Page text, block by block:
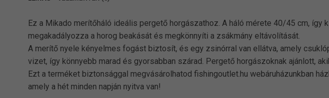
Ez a Mikado merítőháló ideális pergető horgászathoz. A háló mérete 40/45 cm,
megakadályozza a horog beakását és megkönnyíti a zsákmány eltávolítását.
A merítő nyele kényelmes fogást biztosít, és egy zsinórral van ellátva, amely
vizet, így könnyebb marad és gyorsabban szárad. Pergető horgászoknak ajánlott,
Ezt a terméket biztonsággal megvásárolhatod fishingoutlet.hu webáruházunkban
amely a hét minden napján nyitva van!